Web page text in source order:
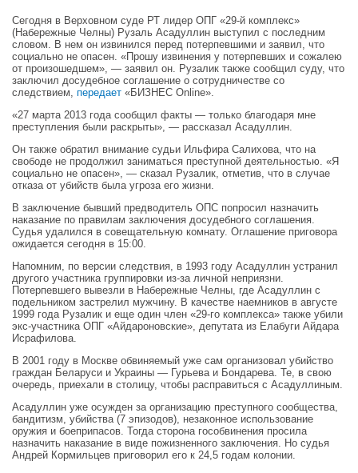
Сегодня в Верховном суде РТ лидер ОПГ «29-й комплекс»
(Набережные Челны) Рузаль Асадуллин выступил с последним
словом. В нем он извинился перед потерпевшими и заявил, что
социально не опасен. «Прошу извинения у потерпевших и сожалею
от произошедшем», — заявил он. Рузалик также сообщил суду, что
заключил досудебное соглашение о сотрудничестве со
следствием, передает «БИЗНЕС Online».
«27 марта 2013 года сообщил факты — только благодаря мне
преступления были раскрыты», — рассказал Асадуллин.
Он также обратил внимание судьи Ильфира Салихова, что на
свободе не продолжил заниматься преступной деятельностью. «Я
социально не опасен», — сказал Рузалик, отметив, что в случае
отказа от убийств была угроза его жизни.
В заключение бывший предводитель ОПС попросил назначить
наказание по правилам заключения досудебного соглашения.
Судья удалился в совещательную комнату. Оглашение приговора
ожидается сегодня в 15:00.
Напомним, по версии следствия, в 1993 году Асадуллин устранил
другого участника группировки из-за личной неприязни.
Потерпевшего вывезли в Набережные Челны, где Асадуллин с
подельником застрелил мужчину. В качестве наемников в августе
1999 года Рузалик и еще один член «29-го комплекса» также убили
экс-участника ОПГ «Айдароновские», депутата из Елабуги Айдара
Исрафилова.
В 2001 году в Москве обвиняемый уже сам организовал убийство
граждан Беларуси и Украины — Гурьева и Бондарева. Те, в свою
очередь, приехали в столицу, чтобы расправиться с Асадуллиным.
Асадуллин уже осужден за организацию преступного сообщества,
бандитизм, убийства (7 эпизодов), незаконное использование
оружия и боеприпасов. Тогда сторона гособвинения просила
назначить наказание в виде пожизненного заключения. Но судья
Андрей Кормильцев приговорил его к 24,5 годам колонии.